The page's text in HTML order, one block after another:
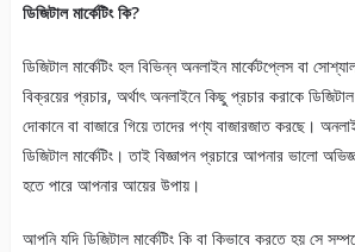
ডিজিটাল মার্কেটিং কি?
ডিজিটাল মার্কেটিং হল বিভিন্ন অনলাইন মার্কেটপ্লেস বা
বিক্রয়ের প্রচার, অর্থাৎ অনলাইনে কিছু প্রচার করাকে ডিজিটাল
দোকানে বা বাজারে গিয়ে তাদের পণ্য বাজারজাত করছে।
ডিজিটাল মার্কেটিং। তাই বিজ্ঞাপন প্রচারে আপনার ভালো
হতে পারে আপনার আয়ের উপায়।
আপনি যদি ডিজিটাল মার্কেটিং কি বা কিভাবে করতে হয় সে